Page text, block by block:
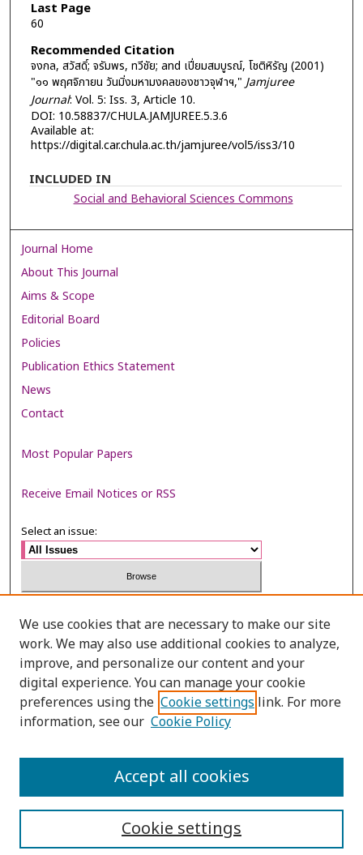
Last Page
60
Recommended Citation
จงกล, สวัสดิ์; จรัมพร, ทวีชัย; and เปี่ยมสมบูรณ์, โชติหิรัญ (2001)
"๑๑ พฤศจิกายน วันมิ่งมหามงคลของชาวจุฬาฯ," Jamjuree
Journal: Vol. 5: Iss. 3, Article 10.
DOI: 10.58837/CHULA.JAMJUREE.5.3.6
Available at:
https://digital.car.chula.ac.th/jamjuree/vol5/iss3/10
INCLUDED IN
Social and Behavioral Sciences Commons
Journal Home
About This Journal
Aims & Scope
Editorial Board
Policies
Publication Ethics Statement
News
Contact
Most Popular Papers
Receive Email Notices or RSS
Select an issue:
Search
Enter search terms:
We use cookies that are necessary to make our site
work. We may also use additional cookies to analyze,
improve, and personalize our content and your
digital experience. You can manage your cookie
preferences using the Cookie settings link. For more
information, see our Cookie Policy
Cookie settings
Accept all cookies